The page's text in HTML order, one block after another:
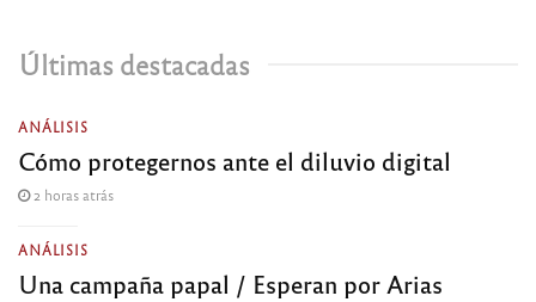
Últimas destacadas
ANÁLISIS
Cómo protegernos ante el diluvio digital
2 horas atrás
ANÁLISIS
Una campaña papal / Esperan por Arias